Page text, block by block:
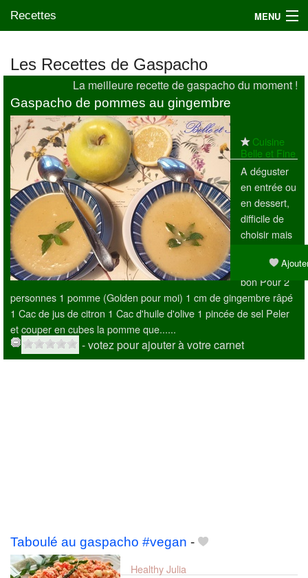
Recettes MENU
Mes blogs préférés
Les Recettes de Gaspacho
La meilleure recette de gaspacho du moment !
Gaspacho de pommes au gingembre
Cuisine
Belle et Fine
A déguster
en entrée ou
en dessert,
difficile de
choisir mais
c'est très
bon Pour 2
personnes 1 pomme (Golden pour moi) 1 cm de gingembre râpé
1 Cac de jus de citron 1 Cac d'huile d'olive 1 pincée de sel Peler
et couper en cubes la pomme que......
- votez pour ajouter à votre carnet
Taboulé au gaspacho #vegan -
Healthy Julia